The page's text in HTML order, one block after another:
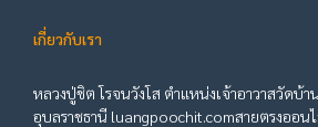
เกี่ยวกับเรา
หลวงปู่ชิต โรจนวังโส ตำแหน่งเจ้าอาวาสวัดบ้
อุบลราชธานี luangpoochit.comสายตรงออน